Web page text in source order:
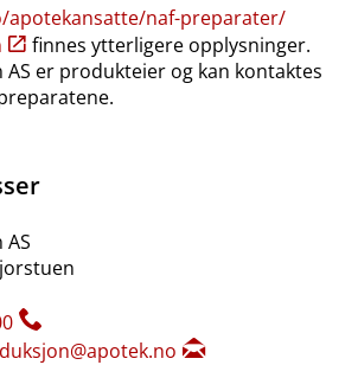
​apotekansatte​/​naf-preparater​/​
finnes ytterligere opplysninger.
er produkteier og kan kontaktes